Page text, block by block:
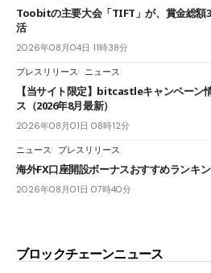
Toobitの主要大会「TIFT」が、賞金総額
活
2026年08月04日 11時38分
プレスリリース ニュース
【当サイト限定】bitcastleキャンペーン
ス（2026年8月最新）
2026年08月01日 08時12分
ニュース プレスリリース
海外FX口座開設ボーナスおすすめランキ
2026年08月01日 07時40分
ブロックチェーンニュース